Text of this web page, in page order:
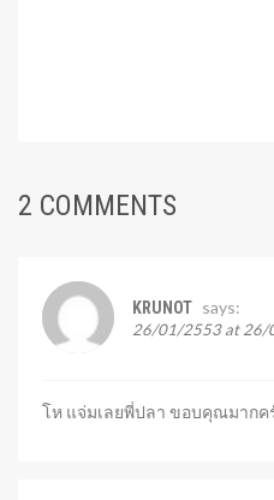
2 COMMENTS
KRUNOT says:
26/01/2553 at 26/
โห แจ่มเลยพี่ปลา ขอบคุณมาก